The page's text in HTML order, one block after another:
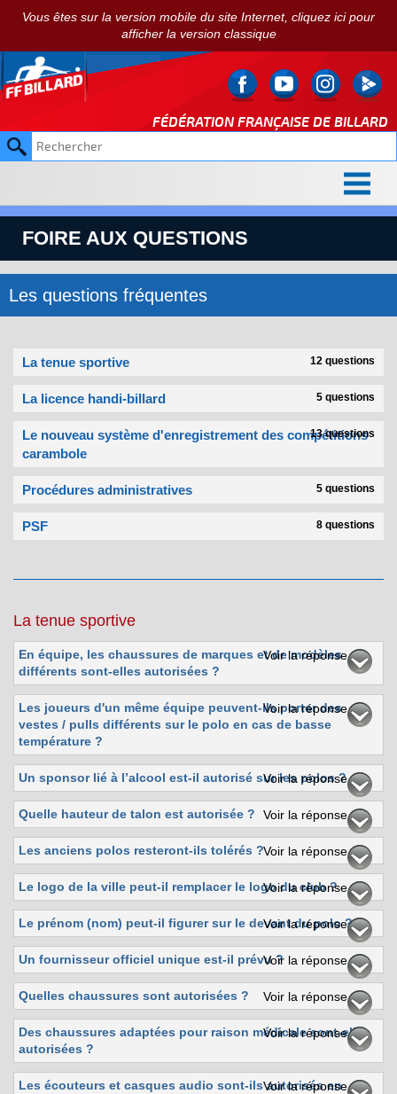
Vous êtes sur la version mobile du site Internet, cliquez ici pour
afficher la version classique
FÉDÉRATION FRANÇAISE DE BILLARD
FOIRE AUX QUESTIONS
Les questions fréquentes
La tenue sportive 12 questions
La licence handi-billard 5 questions
Le nouveau système d'enregistrement des compétitions
carambole
13 questions
Procédures administratives 5 questions
PSF 8 questions
La tenue sportive
En équipe, les chaussures de marques et de modèles
différents sont-elles autorisées ?
Voir la réponse
Les joueurs d'un même équipe peuvent-ils porter des
vestes / pulls différents sur le polo en cas de basse
température ?
Voir la réponse
Un sponsor lié à l’alcool est-il autorisé sur les polos ?
Voir la réponse
Quelle hauteur de talon est autorisée ? Voir la réponse
Les anciens polos resteront-ils tolérés ?Voir la réponse
Le logo de la ville peut-il remplacer le logo du club ?
Voir la réponse
Le prénom (nom) peut-il figurer sur le devant du polo ?
Voir la réponse
Un fournisseur officiel unique est-il prévu ?Voir la réponse
Quelles chaussures sont autorisées ? Voir la réponse
Des chaussures adaptées pour raison médicale sont-elles
autorisées ?
Voir la réponse
Les écouteurs et casques audio sont-ils autorisés en
Voir la réponse